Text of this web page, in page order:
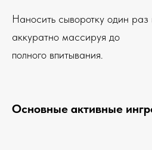
Наносить сыворотку один раз
аккуратно массируя до
полного впитывания.
Основные активные